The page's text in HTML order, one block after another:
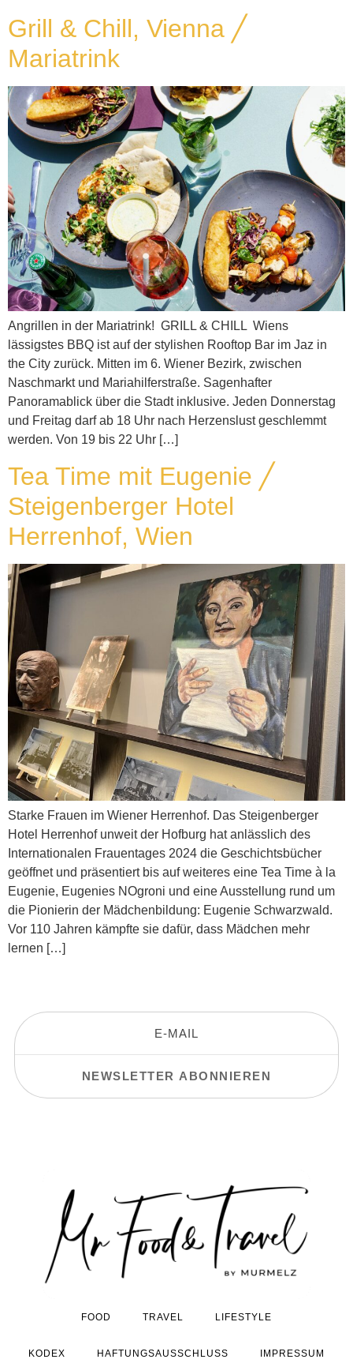
Grill & Chill, Vienna ╱
Mariatrink
Angrillen in der Mariatrink! GRILL & CHILL  Wiens
lässigstes BBQ ist auf der stylishen Rooftop Bar im Jaz in
the City zurück. Mitten im 6. Wiener Bezirk, zwischen
Naschmarkt und Mariahilferstraße. Sagenhafter
Panoramablick über die Stadt inklusive. Jeden Donnerstag
und Freitag darf ab 18 Uhr nach Herzenslust geschlemmt
werden. Von 19 bis 22 Uhr […]
Tea Time mit Eugenie ╱
Steigenberger Hotel
Herrenhof, Wien
Starke Frauen im Wiener Herrenhof. Das Steigenberger
Hotel Herrenhof unweit der Hofburg hat anlässlich des
Internationalen Frauentages 2024 die Geschichtsbücher
geöffnet und präsentiert bis auf weiteres eine Tea Time à la
Eugenie, Eugenies NOgroni und eine Ausstellung rund um
die Pionierin der Mädchenbildung: Eugenie Schwarzwald.
Vor 110 Jahren kämpfte sie dafür, dass Mädchen mehr
lernen […]
FOOD TRAVEL LIFESTYLE
KODEX HAFTUNGSAUSSCHLUSS IMPRESSUM